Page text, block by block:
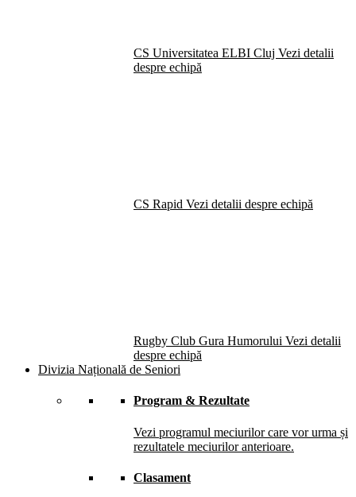
CS Universitatea ELBI Cluj Vezi detalii
despre echipă
CS Rapid Vezi detalii despre echipă
Rugby Club Gura Humorului Vezi detalii
despre echipă
Divizia Națională de Seniori
Program & Rezultate
Vezi programul meciurilor care vor urma și
rezultatele meciurilor anterioare.
Clasament